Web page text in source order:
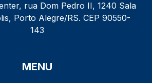
rua Dom Pedro II, 1240 Sala
Porto Alegre/RS. CEP 90550-
143
MENU